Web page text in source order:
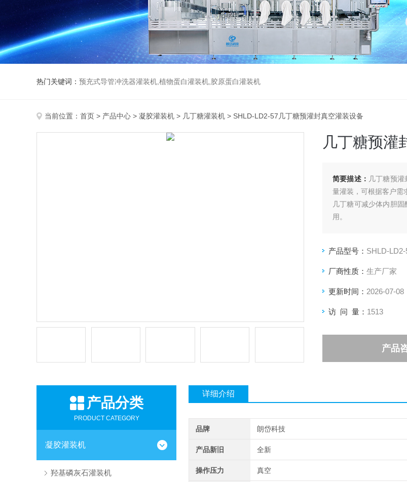
热门关键词： 预充式导管冲洗器灌装机,植物蛋白灌装机,胶原蛋白灌装机
当前位置： 首页 > 产品中心 > 凝胶灌装机 > 几丁糖灌装机 > SHLD-LD2-57几丁糖预灌封真空灌装设备
几丁糖预灌
简要描述： 几丁糖预
量灌装，可根据客户需
几丁糖可减少体内胆
用。
产品型号： SHLD-LD2-
厂商性质： 生产厂家
更新时间： 2026-07-08
访 问 量： 1513
产品
产品分类
PRODUCT CATEGORY
凝胶灌装机
羟基磷灰石灌装机
详细介绍
品牌 朗岱科技
产品新旧 全新
操作压力 真空